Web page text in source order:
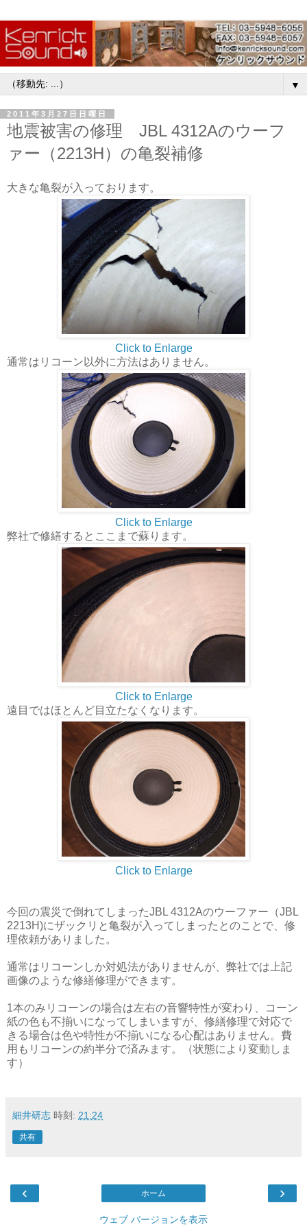
▼
2011年3月27日日曜日
地震被害の修理 JBL 4312Aのウーフ
ァー（2213H）の亀裂補修
大きな亀裂が入っております。
Click to Enlarge
通常はリコーン以外に方法はありません。
Click to Enlarge
弊社で修繕するとここまで蘇ります。
Click to Enlarge
遠目ではほとんど目立たなくなります。
Click to Enlarge
今回の震災で倒れてしまったJBL 4312Aのウーファー（JBL
2213H)にザックリと亀裂が入ってしまったとのことで、修
理依頼がありました。
通常はリコーンしか対処法がありませんが、弊社では上記
画像のような修繕修理ができます。
1本のみリコーンの場合は左右の音響特性が変わり、コーン
紙の色も不揃いになってしまいますが、修繕修理で対応で
きる場合は色や特性が不揃いになる心配はありません。費
用もリコーンの約半分で済みます。（状態により変動しま
す）
細井研志 時刻: 21:24
共有
‹ ›
ホーム
ウェブ バージョンを表示